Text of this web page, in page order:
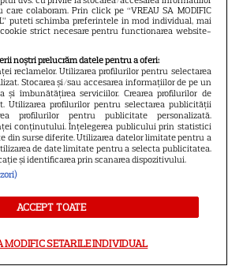
Despre Tvmania
Contacte televiziuni
colaboram. Prin click pe “VREAU SA MODIFIC
puteti schimba preferintele in mod individual, mai
strict necesare pentru functionarea website-
noștri prelucrăm datele pentru a oferi:
reclamelor. Utilizarea profilurilor pentru selectarea
Stocarea și/sau accesarea informațiilor de pe un
și îmbunătățirea serviciilor. Crearea profilurilor de
Utilizarea profilurilor pentru selectarea publicității
profilurilor pentru publicitate personalizată.
conținutului. Înțelegerea publicului prin statistici
din surse diferite. Utilizarea datelor limitate pentru a
de date limitate pentru a selecta publicitatea.
și identificarea prin scanarea dispozitivului.
ACCEPT TOATE
MODIFIC SETARILE INDIVIDUAL